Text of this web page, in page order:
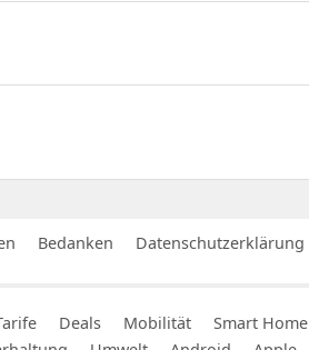
Bedanken Datenschutzerklärung
Deals Mobilität Smart Home